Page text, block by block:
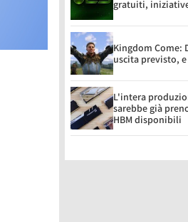
gratuiti,
Kingdom Come:
uscita previsto,
L'intera
sarebbe già
HBM disponibili